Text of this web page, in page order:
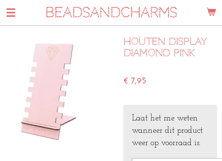
Ga
direct
hoofdinhoud
BEADSANDCHARMS
Houten display
diamond pink
€ 7,95
Laat het me weten
wanneer dit product
weer op voorraad is.